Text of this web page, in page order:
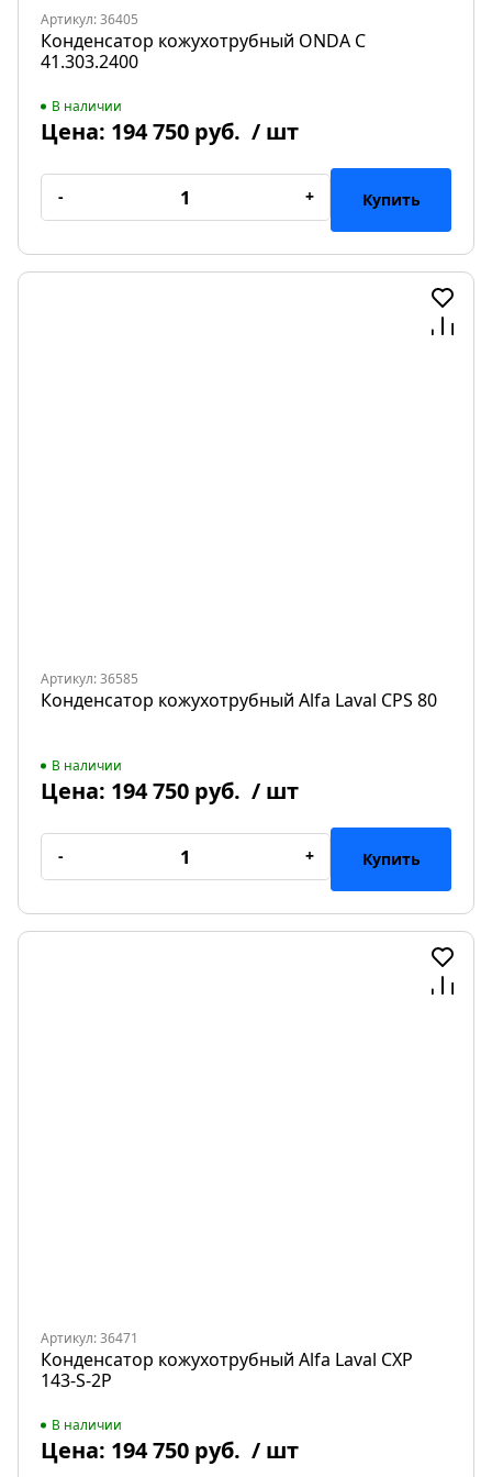
Артикул: 36405
Конденсатор кожухотрубный ONDA C
41.303.2400
В наличии
Цена: 194 750 руб. / шт
- + Купить
Артикул: 36585
Конденсатор кожухотрубный Alfa Laval CPS 80
В наличии
Цена: 194 750 руб. / шт
- + Купить
Артикул: 36471
Конденсатор кожухотрубный Alfa Laval CXP
143-S-2P
В наличии
Цена: 194 750 руб. / шт